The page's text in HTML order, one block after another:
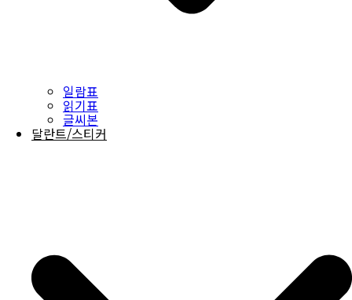
일람표
읽기표
글씨본
달란트/스티커